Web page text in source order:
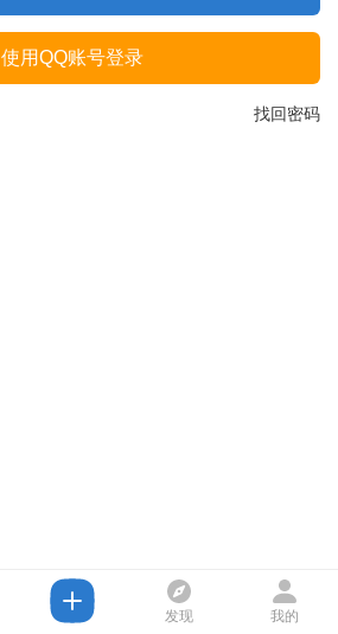
使用QQ账号登录
找回密码
发现 我的